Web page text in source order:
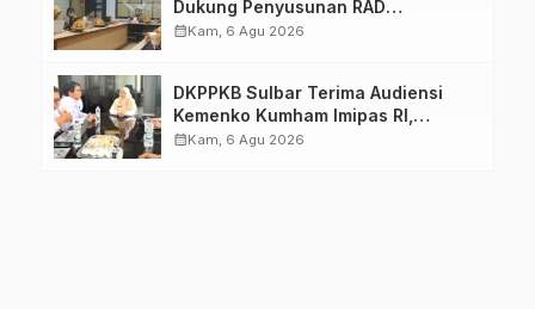
Dukung Penyusunan RAD
TPB/SDGs Sulawesi Barat
calendar_monthKam, 6 Agu 2026
DKPPKB Sulbar Terima Audiensi
Kemenko Kumham Imipas RI,
Perkuat Pelayanan Kesehatan bagi
calendar_monthKam, 6 Agu 2026